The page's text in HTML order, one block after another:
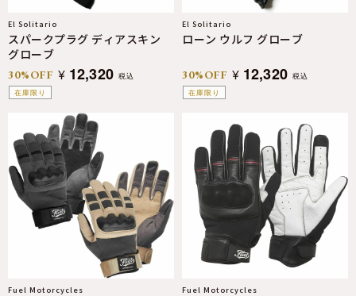
在庫限り
El Solitario
スパークプラグ ディアスキン
グローブ
30%OFF ¥ 12,320 税込
在庫限り
El Solitario
ローン ウルフ グローブ
30%OFF ¥ 12,320 税込
Fuel Motorcycles Fuel Motorcycles